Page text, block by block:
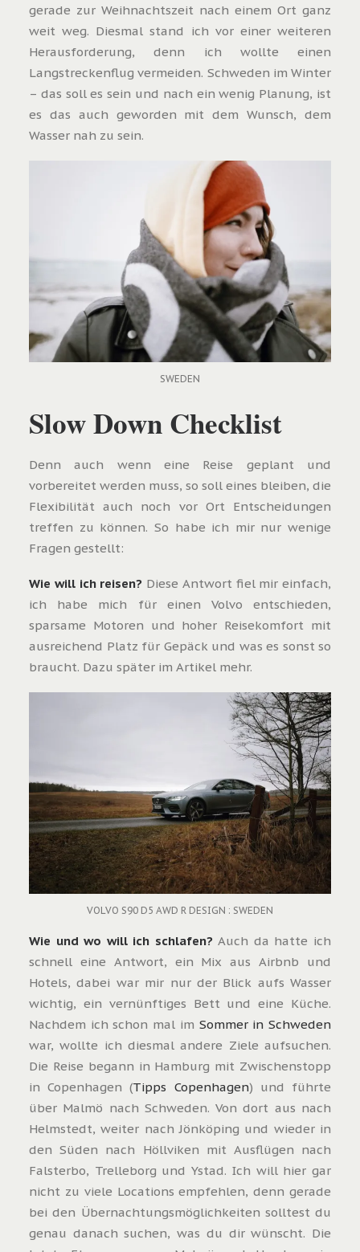
gerade zur Weihnachtszeit nach einem Ort ganz
weit weg. Diesmal stand ich vor einer weiteren
Herausforderung, denn ich wollte einen
Langstreckenflug vermeiden. Schweden im Winter
– das soll es sein und nach ein wenig Planung, ist
es das auch geworden mit dem Wunsch, dem
Wasser nah zu sein.
SWEDEN
Slow Down Checklist
Denn auch wenn eine Reise geplant und
vorbereitet werden muss, so soll eines bleiben, die
Flexibilität auch noch vor Ort Entscheidungen
treffen zu können. So habe ich mir nur wenige
Fragen gestellt:
Wie will ich reisen? Diese Antwort fiel mir einfach,
ich habe mich für einen Volvo entschieden,
sparsame Motoren und hoher Reisekomfort mit
ausreichend Platz für Gepäck und was es sonst so
braucht. Dazu später im Artikel mehr.
VOLVO S90 D5 AWD R DESIGN : SWEDEN
Wie und wo will ich schlafen?Auch da hatte ich
schnell eine Antwort, ein Mix aus Airbnb und
Hotels, dabei war mir nur der Blick aufs Wasser
wichtig, ein vernünftiges Bett und eine Küche.
Nachdem ich schon mal im Sommer in Schweden
war, wollte ich diesmal andere Ziele aufsuchen.
Die Reise begann in Hamburg mit Zwischenstopp
in Copenhagen (Tipps Copenhagen) und führte
über Malmö nach Schweden. Von dort aus nach
Helmstedt, weiter nach Jönköping und wieder in
den Süden nach Höllviken mit Ausflügen nach
Falsterbo, Trelleborg und Ystad. Ich will hier gar
nicht zu viele Locations empfehlen, denn gerade
bei den Übernachtungsmöglichkeiten solltest du
genau danach suchen, was du dir wünscht. Die